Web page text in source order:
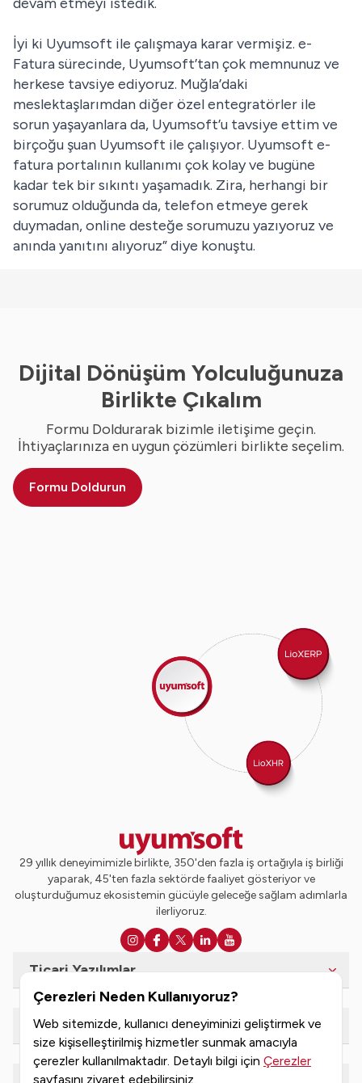
Çerezleri Neden Kullanıyoruz?
Web sitemizde, kullanıcı deneyiminizi geliştirmek ve
size kişiselleştirilmiş hizmetler sunmak amacıyla
çerezler kullanılmaktadır. Detaylı bilgi için Çerezler
sayfasını ziyaret edebilirsiniz.
İyi ki Uyumsoft ile çalışmaya karar vermişiz. e-
Fatura sürecinde, Uyumsoft’tan çok memnunuz ve
herkese tavsiye ediyoruz. Muğla’daki
meslektaşlarımdan diğer özel entegratörler ile
sorun yaşayanlara da, Uyumsoft’u tavsiye ettim ve
birçoğu şuan Uyumsoft ile çalışıyor. Uyumsoft e-
fatura portalının kullanımı çok kolay ve bugüne
kadar tek bir sıkıntı yaşamadık. Zira, herhangi bir
sorumuz olduğunda da, telefon etmeye gerek
duymadan, online desteğe sorumuzu yazıyoruz ve
anında yanıtını alıyoruz” diye konuştu.
Dijital Dönüşüm Yolculuğunuza
Birlikte Çıkalım
Formu Doldurarak bizimle iletişime geçin.
İhtiyaçlarınıza en uygun çözümleri birlikte seçelim.
Formu Doldurun
29 yıllık deneyimimizle birlikte, 350'den fazla iş ortağıyla iş birliği
yaparak, 45'ten fazla sektörde faaliyet gösteriyor ve
oluşturduğumuz ekosistemin gücüyle geleceğe sağlam adımlarla
ilerliyoruz.
Ticari Yazılımlar
e-Dönüşüm Hizmetleri